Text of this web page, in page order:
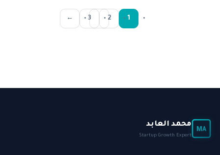
1
2
3
←
MA
محمد العابد
Startup Growth Expert